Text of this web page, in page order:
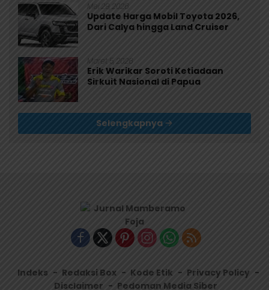
Mei 29, 2026
Update Harga Mobil Toyota 2026,
Dari Calya hingga Land Cruiser
Maret 5, 2026
Erik Warikar Soroti Ketiadaan
Sirkuit Nasional di Papua
Selengkapnya
Indeks Redaksi Box Kode Etik
Privacy Policy
Disclaimer
Pedoman Media Siber